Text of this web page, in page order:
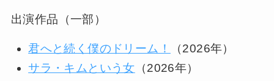
出演作品（一部）
君へと続く僕のドリーム！
（2026年）
サラ・キムという女 （2026年）